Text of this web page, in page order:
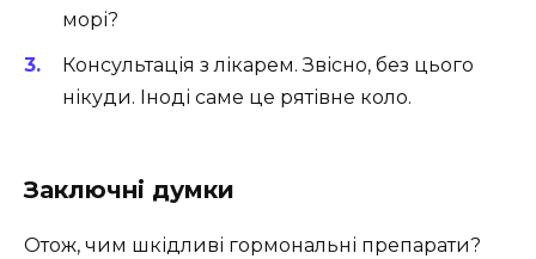
морі?
Консультація з лікарем. Звісно, без цього
нікуди. Іноді саме це рятівне коло.
Заключні думки
Отож, чим шкідливі гормональні препарати?